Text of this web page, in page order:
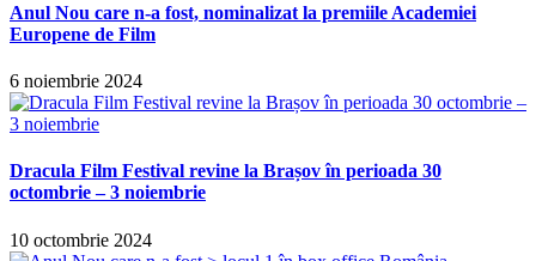
Anul Nou care n-a fost, nominalizat la premiile Academiei
Europene de Film
6 noiembrie 2024
Dracula Film Festival revine la Brașov în perioada 30
octombrie – 3 noiembrie
10 octombrie 2024